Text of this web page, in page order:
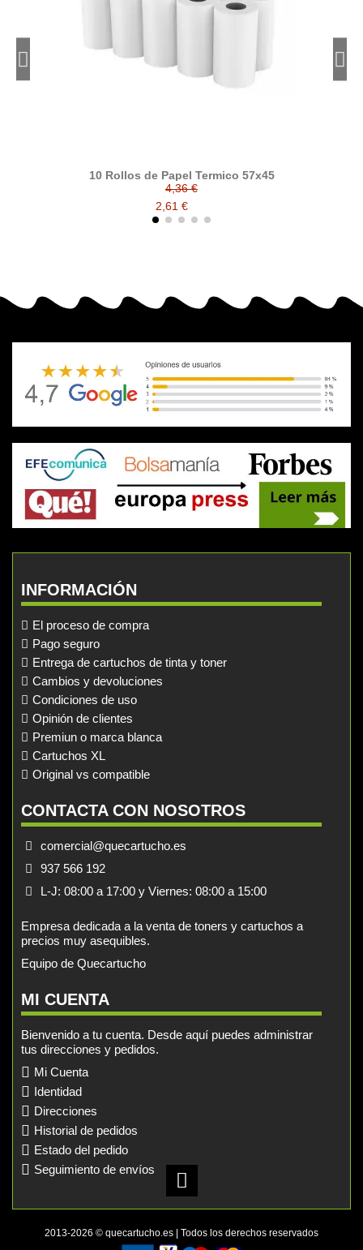
10 Rollos de Papel Termico 57x45
4,36 €
2,61 €
INFORMACIÓN
El proceso de compra
Pago seguro
Entrega de cartuchos de tinta y toner
Cambios y devoluciones
Condiciones de uso
Opinión de clientes
Premiun o marca blanca
Cartuchos XL
Original vs compatible
CONTACTA CON NOSOTROS
comercial@quecartucho.es
937 566 192
L-J: 08:00 a 17:00 y Viernes: 08:00 a 15:00
Empresa dedicada a la venta de toners y cartuchos a
precios muy asequibles.
Equipo de Quecartucho
MI CUENTA
Bienvenido a tu cuenta. Desde aquí puedes administrar
tus direcciones y pedidos.
Mi Cuenta
Identidad
Direcciones
Historial de pedidos
Estado del pedido
Seguimiento de envíos
2013-2026 © quecartucho.es | Todos los derechos reservados